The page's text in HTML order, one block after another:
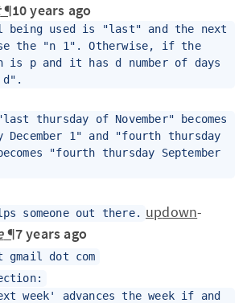
¶10 years ago
used is "last" and the next
the "n 1". Otherwise, if the
is p and it has d number of days
thursday of November" becomes
1" and "fourth thursday
"fourth thursday September
someone out there. updown-
¶7 years ago
gmail dot com
week' advances the week if and